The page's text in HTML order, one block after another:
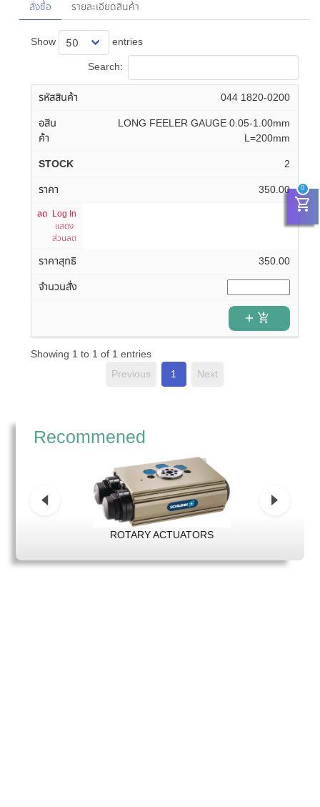
shopping_cart
0
สั่งซื้อ รายละเอียดสินค้า
Show entries
Search:
044 1820-0200
LONG FEELER GAUGE 0.05-1.00mm
L=200mm
2
350.00
Log In
แสดง
ส่วนลด
350.00
add_shopping_cart
Showing 1 to 1 of 1 entries
Previous
1 Next
Recommened
ROTARY ACTUATORS